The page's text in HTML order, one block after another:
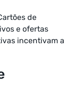
de
e ofertas
incentivam a